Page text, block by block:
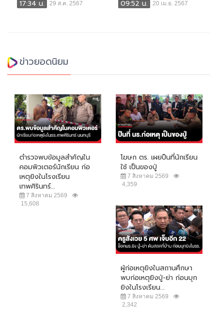
17:34 น.
29 ส.ค. 2567
09:52 น.
20 เม.ย. 2567
ข่าวยอดนิยม
ตำรวจพบข้อมูลสำคัญใน
คอมพิวเตอร์นักเรียน ก่อ
เหตุยิงในโรงเรียน
เทพศิรินทร์...
7 สิงหาคม 2569
15,608
โฆษก ตร. เผยปืนที่นักเรียน
ใช้ เป็นของปู่
7 สิงหาคม 2569
4,359
ผู้ก่อเหตุยิงในสถานศึกษา
พบก่อเหตุยิงปู่-ย่า ก่อนบุก
ยิงในโรงเรียน...
7 สิงหาคม 2569
2,342